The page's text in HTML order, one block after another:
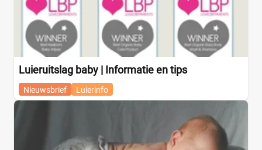
Luieruitslag baby | Informatie en tips
Nieuwsbrief Luierinfo